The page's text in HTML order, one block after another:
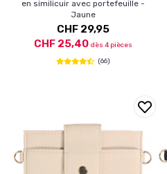
en similicuir avec portefeuille -
Jaune
CHF 29,95
CHF 25,40 dès 4 pièces
(66)